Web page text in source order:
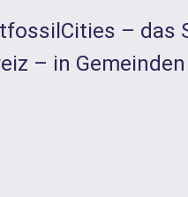
– das
– in